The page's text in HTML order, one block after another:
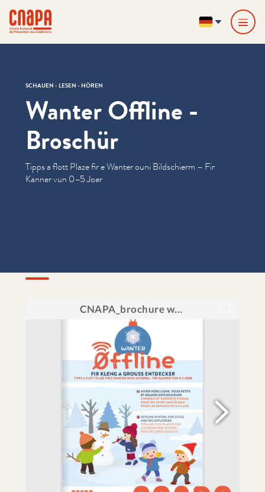
cnapa
DE
SCHAUEN - LESEN - HÖREN
Wanter Offline -
Broschür
Tipps a flott Plaze fir e Wanter ouni Bildschierm – Fir
Kanner vun 0–5 Joer